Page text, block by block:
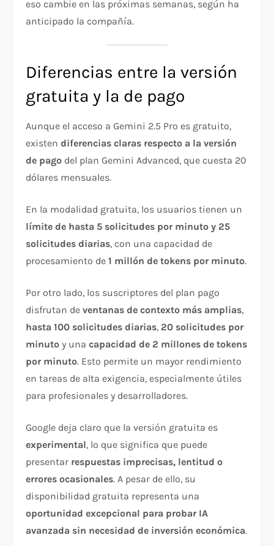
eso cambie en las próximas semanas, según ha
anticipado la compañía.
Diferencias entre la versión
gratuita y la de pago
Aunque el acceso a Gemini 2.5 Pro es gratuito,
existendiferencias claras respecto a la versión
de pago del plan Gemini Advanced, que cuesta 20
dólares mensuales.
En la modalidad gratuita, los usuarios tienen un
límite de hasta 5 solicitudes por minuto y 25
solicitudes diarias, con una capacidad de
procesamiento de1 millón de tokens por minuto.
Por otro lado, los suscriptores del plan pago
disfrutan deventanas de contexto más amplias,
hasta 100 solicitudes diarias, 20 solicitudes por
minuto y unacapacidad de 2 millones de tokens
por minuto. Esto permite un mayor rendimiento
en tareas de alta exigencia, especialmente útiles
para profesionales y desarrolladores.
Google deja claro que la versión gratuita es
experimental, lo que significa que puede
presentar respuestas imprecisas, lentitud o
errores ocasionales. A pesar de ello, su
disponibilidad gratuita representa una
oportunidad excepcional para probar IA
avanzada sin necesidad de inversión económica.